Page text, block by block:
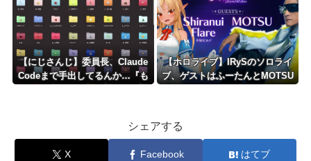
【にじさんじ】委員長、Claude
Codeまで手出してるんか…『も
【ホロライブ】IRySのソロライ
ブ、ゲストはふーたんとMOTSU
シェアする
X Facebook はてブ